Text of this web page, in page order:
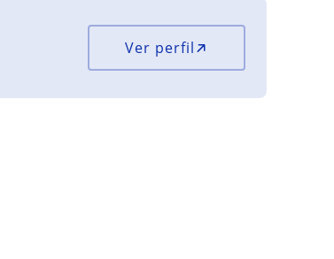
Ver perfil